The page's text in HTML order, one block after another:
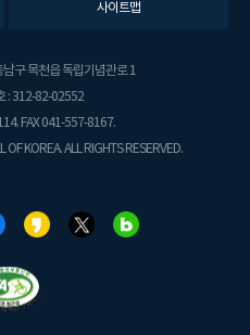
사이트맵
구 목천읍 독립기념관로 1
: 312-82-02552
FAX 041-557-8167.
KOREA. ALL RIGHTS RESERVED.